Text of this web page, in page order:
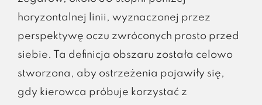
horyzontalnej linii, wyznaczonej przez
perspektywę oczu zwróconych prosto przed
siebie. Ta definicja obszaru została celowo
stworzona, aby ostrzeżenia pojawiły się,
gdy kierowca próbuje korzystać z